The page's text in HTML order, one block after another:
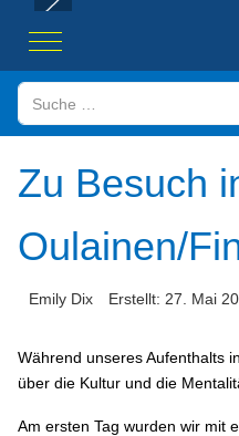
Mobile Menu Toggle
Suchen
Zu Besuch
Oulainen/
Emily Dix Erstellt: 27. Mai
Während unseres Aufenthalts
über die Kultur und die
Am ersten Tag wurden wir mit